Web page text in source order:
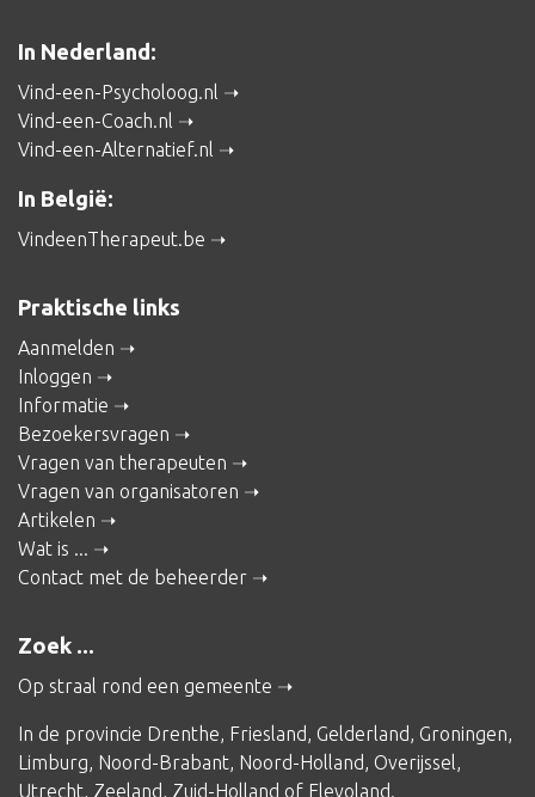
In Nederland:
Vind-een-Psycholoog.nl
Vind-een-Coach.nl
Vind-een-Alternatief.nl
In België:
VindeenTherapeut.be
Praktische links
Aanmelden
Inloggen
Informatie
Bezoekersvragen
Vragen van therapeuten
Vragen van organisatoren
Artikelen
Wat is ...
Contact met de beheerder
Zoek ...
Op straal rond een gemeente
In de provincie Drenthe, Friesland, Gelderland, Groningen,
Limburg, Noord-Brabant, Noord-Holland, Overijssel,
Utrecht, Zeeland, Zuid-Holland of Flevoland.